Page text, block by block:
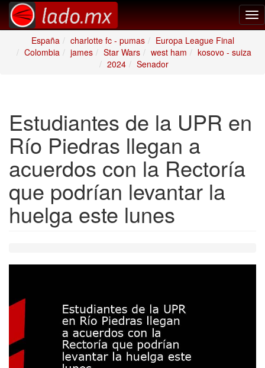
España
charlotte fc - pumas
Europa League Final
Colombia
james Star Wars west ham
kosovo - suiza
2024
Senador
Estudiantes de la UPR en
Río Piedras llegan a
acuerdos con la Rectoría
que podrían levantar la
huelga este lunes